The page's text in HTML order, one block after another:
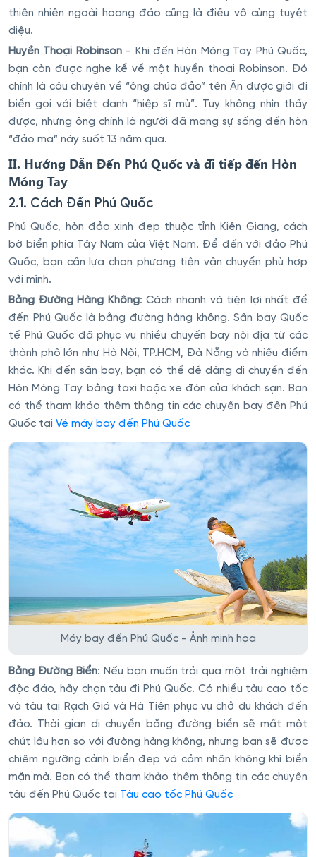
thiên nhiên ngoài hoang đảo cũng là điều vô cùng tuyệt
diệu.
Huyền Thoại Robinson- Khi đến Hòn Móng Tay Phú Quốc,
bạn còn được nghe kể về một huyền thoại Robinson. Đó
chính là câu chuyện về “ông chúa đảo” tên Ân được giới đi
biển gọi với biệt danh “hiệp sĩ mù”. Tuy không nhìn thấy
được, nhưng ông chính là người đã mang sự sống đến hòn
“đảo ma” này suốt 13 năm qua.
II. Hướng Dẫn Đến Phú Quốc và đi tiếp đến Hòn
Móng Tay
2.1. Cách Đến Phú Quốc
Phú Quốc, hòn đảo xinh đẹp thuộc tỉnh Kiên Giang, cách
bờ biển phía Tây Nam của Việt Nam. Để đến với đảo Phú
Quốc, bạn cần lựa chọn phương tiện vận chuyển phù hợp
với mình.
Bằng Đường Hàng Không: Cách nhanh và tiện lợi nhất để
đến Phú Quốc là bằng đường hàng không. Sân bay Quốc
tế Phú Quốc đã phục vụ nhiều chuyến bay nội địa từ các
thành phố lớn như Hà Nội, TP.HCM, Đà Nẵng và nhiều điểm
khác. Khi đến sân bay, bạn có thể dễ dàng di chuyển đến
Hòn Móng Tay bằng taxi hoặc xe đón của khách sạn. Bạn
có thể tham khảo thêm thông tin các chuyến bay đến Phú
Quốc tại Vé máy bay đến Phú Quốc
Máy bay đến Phú Quốc - Ảnh minh họa
Bằng Đường Biển: Nếu bạn muốn trải qua một trải nghiệm
độc đáo, hãy chọn tàu đi Phú Quốc. Có nhiều tàu cao tốc
và tàu tại Rạch Giá và Hà Tiên phục vụ chở du khách đến
đảo. Thời gian di chuyển bằng đường biển sẽ mất một
chút lâu hơn so với đường hàng không, nhưng bạn sẽ được
chiêm ngưỡng cảnh biển đẹp và cảm nhận không khí biển
mặn mà. Bạn có thể tham khảo thêm thông tin các chuyến
tàu đến Phú Quốc tại Tàu cao tốc Phú Quốc